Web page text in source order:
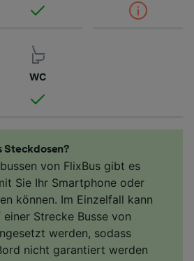
WC
Steckdosen?
von FlixBus gibt es
Sie Ihr Smartphone oder
können. Im Einzelfall kann
einer Strecke Busse von
werden, sodass
nicht garantiert werden